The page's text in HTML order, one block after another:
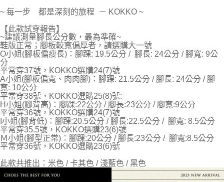
後付繳納相關費用。
是否繳費成功／繳費後需取消欲退款等相關疑問，請聯繫「AFTEE先享後付
客戶支援中心」https://netprotections.freshdesk.com/support/home
【注意事項】
１．透過由恩沛科技股份有限公司提供之「AFTEE先享後付」服務完成之交
易，需依本服務之必要範圍內提供個人資料，並將交易相關給付款項請求債
權轉讓予恩沛科技股份有限公司。
２．關於個人資料處理事宜，請瀏覽以下網址：
https://aftee.tw/terms/#terms3
３．未成年的使用者請事先徵得法定代理人或監護人之同意方可使用
「AFTEE先享後付」，若未經同意申辦者引起之損失，本公司不負相關責
任。
４．使用「AFTEE先享後付」時，將依據個別帳號之用戶狀況，依本公司即
時審查核予不同之上限額度；若仍有額度不足之情形，本公司將視審查結果
請求用戶進行身份認證。
５．嚴禁一人註冊多個帳號或使用他人資訊註冊。若發現惡意使用之情形，
恩沛科技股份有限公司將有權停止該用戶之使用額度並採取法律行動。
~ 每一步 都是深刻的旅程 － KOKKO ~
【此款試穿報告】
~建議測量腳長公分數，最為準確~
鞋版正常；腳板較寬偏厚者，請選購大一號
O小姐(腳板偏瘦長)：腳踝: 19.5公分 / 腳長: 24公分 / 腳寬: 9公
分
平常穿37號，KOKKO選購24(7)號
A小姐(腳板偏寬、肉肉腳)：腳踝: 21.5公分 / 腳長: 24公分 / 腳
寬: 10公分
平常穿38號，KOKKO選購25(8)號:
H小姐(腳背高)：腳踝:22公分 / 腳長:23公分 / 腳寬:9公分
平常穿36號，KOKKO選購24(7)號
I小姐(腳背低)：腳踝:20.5公分 / 腳長:22.5公分 / 腳寬: 8.5公分
平常穿35.5號，KOKKO選購23(6)號
Ｍ小姐(腳型正常)：腳踝:20公分 / 腳長:23公分 / 腳寬:8.5公分
平常穿36號，KOKKO選購23(6)號
此款共推出：米色 / 卡其色 / 淺藍色 / 黑色